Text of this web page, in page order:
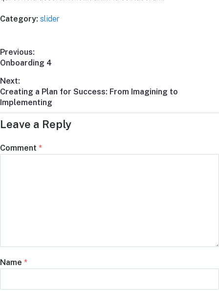
Category: slider
Previous:
Onboarding 4
Next:
Creating a Plan for Success: From Imagining to
Implementing
Leave a Reply
Comment *
Name *